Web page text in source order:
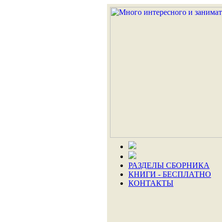
РАЗДЕЛЫ СБОРНИКА
КНИГИ - БЕСПЛАТНО
КОНТАКТЫ